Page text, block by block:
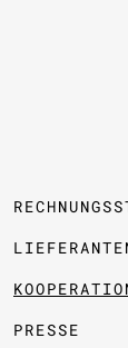
PRESSE